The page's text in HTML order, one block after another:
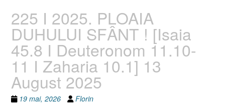
225 I 2025. PLOAIA
DUHULUI SFÂNT ! [Isaia
45.8 I Deuteronom 11.10-
11 I Zaharia 10.1] 13
August 2025
19 mai, 2026 Florin